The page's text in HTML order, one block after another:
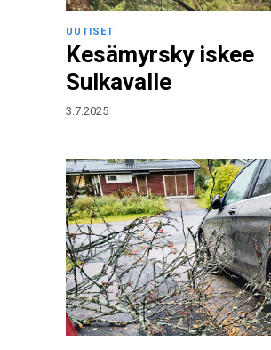
UUTISET
Kesämyrsky iskee
Sulkavalle
3.7.2025